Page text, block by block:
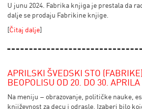
U junu 2024. Fabrika knjiga je prestala da
dalje se prodaju Fabrikine knjige.
[Čitaj dalje]
APRILSKI ŠVEDSKI STO
BEOPOLISU OD 20. DO 30. APRILA
Na meniju – obrazovanje, političke nauke,
književnost za decu i odrasle. Izaberi bilo